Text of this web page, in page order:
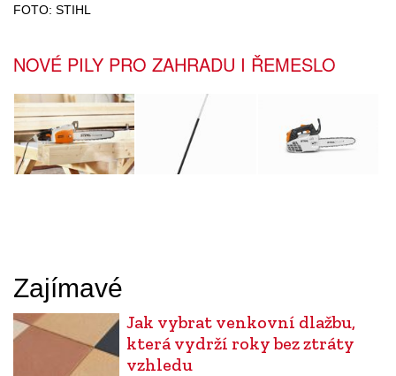
FOTO: STIHL
NOVÉ PILY PRO ZAHRADU I ŘEMESLO
Zajímavé
Jak vybrat venkovní dlažbu,
která vydrží roky bez ztráty
vzhledu